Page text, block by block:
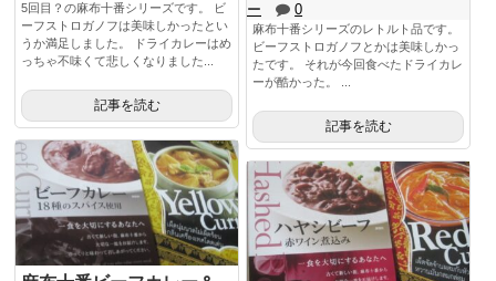
5回目？の麻布十番シリーズです。 ビ
ーフストロガノフは美味しかったとい
うか満足しました。 ドライカレーはめ
っちゃ不味くて悲しくなりました...
記事を読む
ー
0
麻布十番シリーズのレトルト品です。
ビーフストロガノフとかは美味しかっ
たです。 それが今回食べたドライカレ
ーが酷かった。 ...
記事を読む